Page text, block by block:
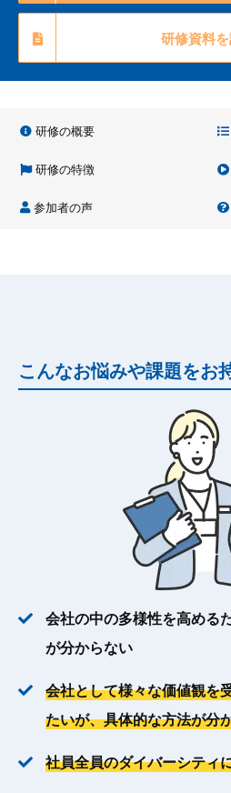
研修資料
研修の概要
研修の特徴
参加者の声
こんなお悩みや課題をお
会社の中の多様性を高める
が分からない
会社として様々な価値観を
たいが、具体的な方法が分
社員全員のダイバーシティ